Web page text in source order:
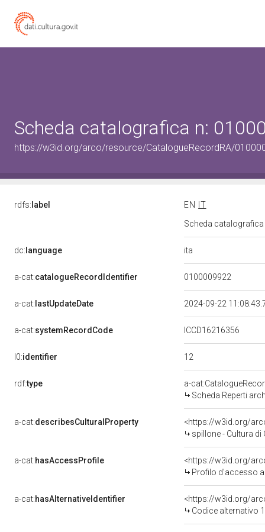
Scheda catalografica n:
https://w3id.org/arco/resource/CatalogueRecordRA/
rdfs: label EN
IT
Scheda
dc: language ita
a-cat:catalogueRecordIdentifier 0100009922
a-cat: lastUpdateDate 2024-09-22
a-cat:systemRecordCode ICCD16216356
l0:identifier 12
rdf:type
a-
Scheda Reperti
a-cat:describesCulturalProperty
<https://w3id.org/
spillone - Cultura di
a-cat:hasAccessProfile
<https://w3id.org/
Profilo d'accesso
a-cat:hasAlternativeIdentifier
<https://w3id.org/
Codice alternativo